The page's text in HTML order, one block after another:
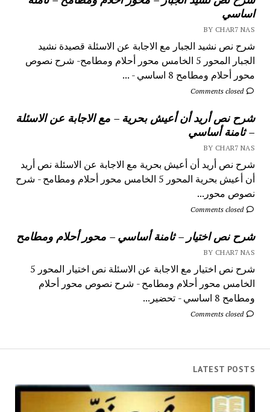
اساسي
BY CHAR7 NAS
شرح نص نشيد الجبار مع الاجابة عن الاسئلة قصيدة نشيد
الجبار المحور 5 الخامس محور أحلام ومطامح- شرح نصوص
محور أحلام ومطامح 8 اساسي - ...
Comments closed
شرح نص أريد أن أعيش بحرية – مع الاجابة عن الاسئلة
– ثامنة أساسي
BY CHAR7 NAS
شرح نص أريد أن أعيش بحرية مع الاجابة عن الاسئلة نص أريد
أن أعيش بحرية المحور 5 الخامس محور أحلام ومطامح - شرح
نصوص محور...
Comments closed
شرح نص اختيار – ثامنة أساسي – محور أحلام ومطامح
BY CHAR7 NAS
شرح نص اختيار مع الاجابة عن الاسئلة نص اختيار المحور 5
الخامس محور أحلام ومطامح - شرح نصوص محور أحلام
ومطامح 8 اساسي - تحضير...
Comments closed
LATEST POSTS